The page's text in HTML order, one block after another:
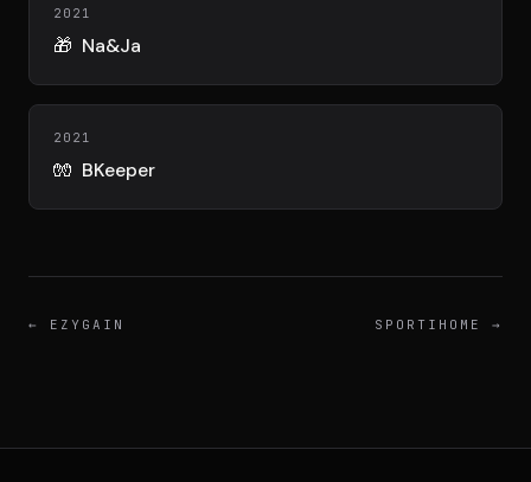
2021
🎁 Na&Ja
2021
🧤 BKeeper
← EZYGAIN SPORTIHOME →